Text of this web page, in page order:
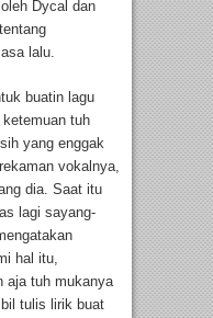
Dycal dan
lalu.
buatin lagu
tuh
yang enggak
vokalnya,
dia. Saat itu
lagi sayang-
hal itu,
aja tuh mukanya
tulis lirik buat